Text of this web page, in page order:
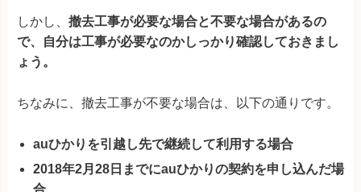
しかし、 撤去工事が必要な場合と不要な場合があるの
で、自分は工事が必要なのかしっかり確認しておきまし
ょう。
ちなみに、撤去工事が不要な場合は、以下の通りです。
auひかりを引越し先で継続して利用する場合
2018年2月28日までにauひかりの契約を申し込んだ場
合